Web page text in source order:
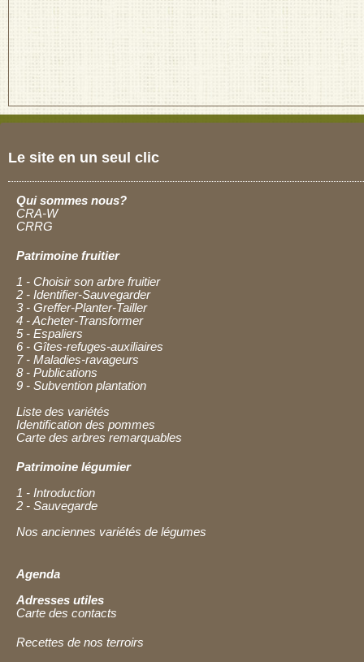
Le site en un seul clic
Qui sommes nous?
CRA-W
CRRG
Patrimoine fruitier
1 - Choisir son arbre fruitier
2 - Identifier-Sauvegarder
3 - Greffer-Planter-Tailler
4 - Acheter-Transformer
5 - Espaliers
6 - Gîtes-refuges-auxiliaires
7 - Maladies-ravageurs
8 - Publications
9 - Subvention plantation
Liste des variétés
Identification des pommes
Carte des arbres remarquables
Patrimoine légumier
1 - Introduction
2 - Sauvegarde
Nos anciennes variétés de légumes
Agenda
Adresses utiles
Carte des contacts
Recettes de nos terroirs